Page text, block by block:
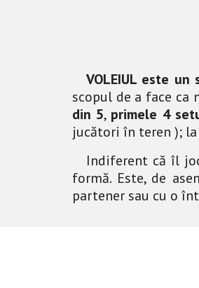
VOLEIULeste un
scopul de a face ca
din 5, primele 4
jucători în teren );
Indiferent că îl
formă. Este, de
partener sau cu o